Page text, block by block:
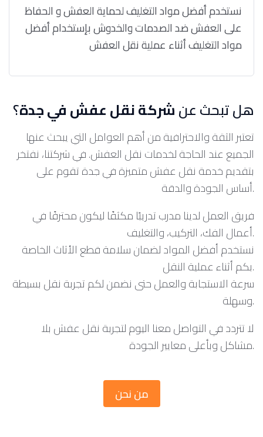
نستخدم أفضل مواد التغليف لحماية العفش و الحفاظ
على العفش ضد الصدمات والخدوش بإستخدام أفضل
مواد التغليف أثناء عملية نقل العفش
هل تبحث عنشركة نقل عفش في جدة؟
تعتبر الثقة والاحترافية من أهم العوامل التي يبحث عنها
الجميع عند الحاجة لخدمات نقل العفش. في شركتنا، نفتخر
بتقديم خدمة نقل عفش متميزة في جدة تقوم على
أساس الجودة والدقة.
أعمال الفك، التركيب، والتغليف.
نستخدم أفضل المواد لضمان سلامة قطع الأثاث الخاصة
بكم أثناء عملية النقل.
سرعة الاستجابة والعمل حتى نضمن لكم تجربة نقل بسيطة
وسهلة.
لا تتردد في التواصل معنا اليوم لتجربة نقل عفش بلا
مشاكل وبأعلى معايير الجودة.
من نحن